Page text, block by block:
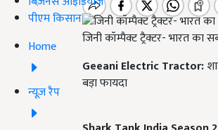
पीएम किसान
Home
न्यूज़ रैप
जिनी कॉम्पैक्ट ट्रैक्टर- भारत का
Geeani Electric Tractor:
बड़ा फायदा